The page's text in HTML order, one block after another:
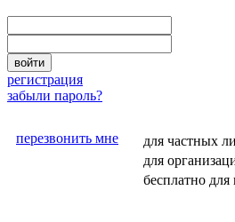
войти
регистрация
забыли пароль?
перезвонить мне для частных
для
бесплатно для